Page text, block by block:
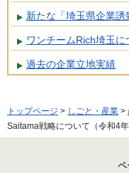
新たな「埼玉県企業誘
ワンチームRich埼玉に
過去の企業立地実績
トップページ > しごと・産業 >
Saitama戦略について（令和4年
ペ